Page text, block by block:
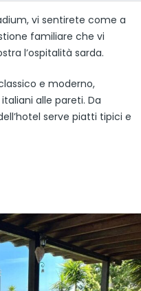
vi sentirete come a
familiare che vi
l’ospitalità sarda.
e moderno,
alle pareti. Da
serve piatti tipici e